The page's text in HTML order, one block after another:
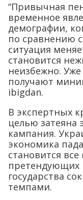
“Привычная
временное
демографии,
по сравнению
ситуация
становится
неизбежно.
получают
ibigdan.
В экспертных
целью затеяна
кампания.
экономика
становится
претендующих
государства
темпами.